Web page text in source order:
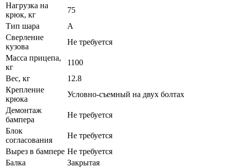
Нагрузка на
крюк, кг
75
Тип шара
A
Сверление
кузова
Не требуется
Масса прицепа,
кг
1100
Вес, кг
12.8
Крепление
крюка
Условно-съемный на двух болтах
Демонтаж
бампера
Не требуется
Блок
согласования
Не требуется
Вырез в бампере Не требуется
Балка
Закрытая